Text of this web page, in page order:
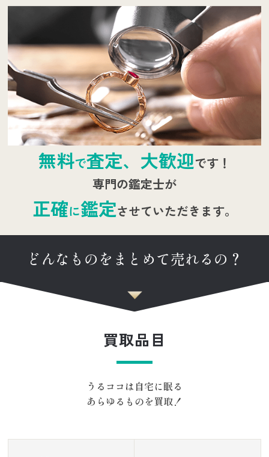
無料で査定、大歓迎です！
専門の鑑定士が
正確に鑑定させていただきます。
どんなものをまとめて売れるの？
買取品目
うるココは自宅に眠る
あらゆるものを買取！